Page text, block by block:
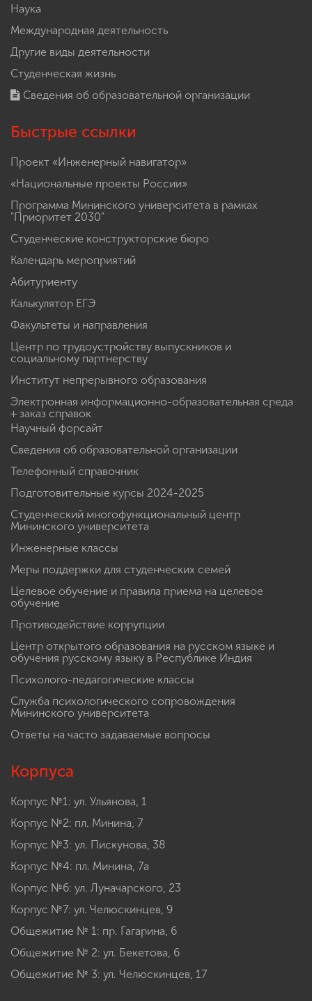
Наука
Международная деятельность
Другие виды деятельности
Студенческая жизнь
Сведения об образовательной организации
Быстрые ссылки
Проект «Инженерный навигатор»
«Национальные проекты России»
Программа Мининского университета в рамках
"Приоритет 2030"
Студенческие конструкторские бюро
Календарь мероприятий
Абитуриенту
Калькулятор ЕГЭ
Факультеты и направления
Центр по трудоустройству выпускников и
социальному партнерству
Институт непрерывного образования
Электронная информационно-образовательная среда
+ заказ справок
Научный форсайт
Сведения об образовательной организации
Телефонный справочник
Подготовительные курсы 2024-2025
Студенческий многофункциональный центр
Мининского университета
Инженерные классы
Меры поддержки для студенческих семей
Целевое обучение и правила приема на целевое
обучение
Противодействие коррупции
Центр открытого образования на русском языке и
обучения русскому языку в Республике Индия
Психолого-педагогические классы
Служба психологического сопровождения
Мининского университета
Ответы на часто задаваемые вопросы
Корпуса
Корпус №1: ул. Ульянова, 1
Корпус №2: пл. Минина, 7
Корпус №3: ул. Пискунова, 38
Корпус №4: пл. Минина, 7а
Корпус №6: ул. Луначарского, 23
Корпус №7: ул. Челюскинцев, 9
Общежитие № 1: пр. Гагарина, 6
Общежитие № 2: ул. Бекетова, 6
Общежитие № 3: ул. Челюскинцев, 17